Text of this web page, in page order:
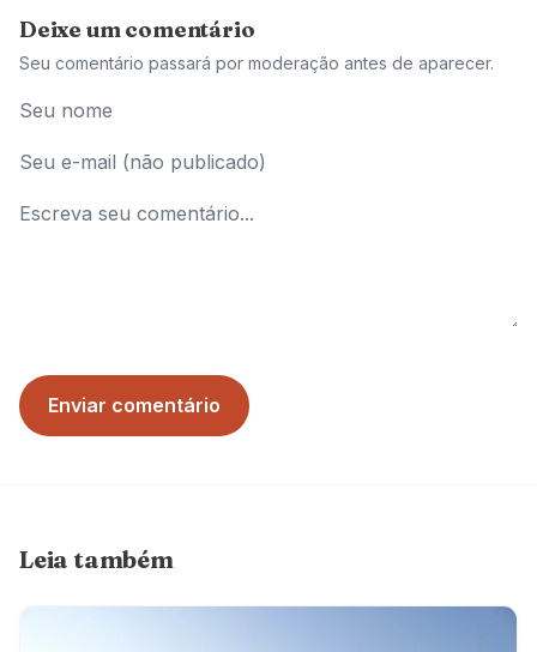
Deixe um comentário
Seu comentário passará por moderação antes de aparecer.
Enviar comentário
Leia também